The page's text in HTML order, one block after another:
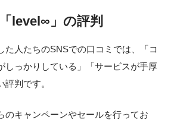
level∞」の評判
た人たちのSNSでの口コミでは、「コ
しっかりしている」「サービスが手厚
判です。
のキャンペーンやセールを行ってお